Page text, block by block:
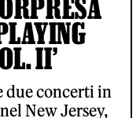
II’
due concerti in
New Jersey,